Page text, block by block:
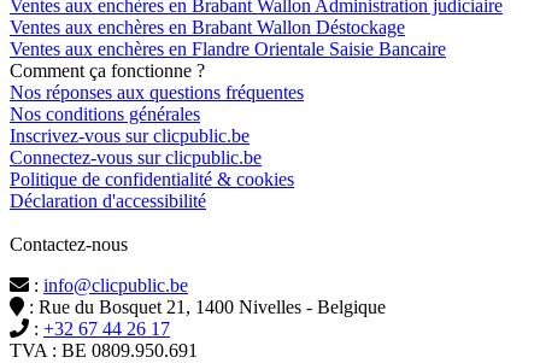
Ventes aux enchères en Brabant Wallon Administration judiciaire
Ventes aux enchères en Brabant Wallon Déstockage
Ventes aux enchères en Flandre Orientale Saisie Bancaire
Comment ça fonctionne ?
Nos réponses aux questions fréquentes
Nos conditions générales
Inscrivez-vous sur clicpublic.be
Connectez-vous sur clicpublic.be
Politique de confidentialité & cookies
Déclaration d'accessibilité
Contactez-nous
: info@clicpublic.be
: Rue du Bosquet 21, 1400 Nivelles - Belgique
: +32 67 44 26 17
TVA : BE 0809.950.691